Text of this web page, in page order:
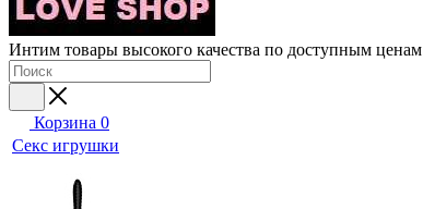
Интим товары высокого качества по доступным ценам
Корзина 0
Секс игрушки